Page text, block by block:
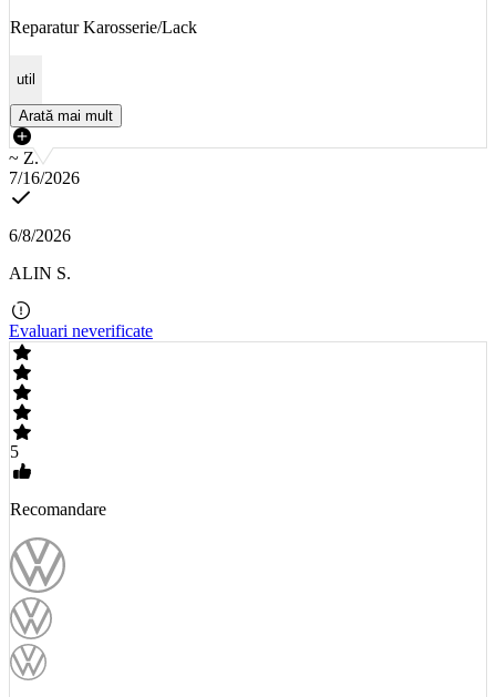
Reparatur Karosserie/Lack
util
Arată mai mult
~ Z.
7/16/2026
6/8/2026
ALIN S.
Evaluari neverificate
5
Recomandare